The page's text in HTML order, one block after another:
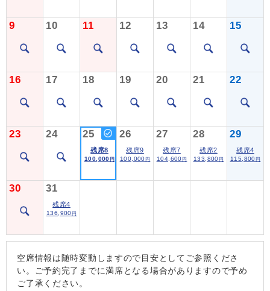
9 10 11 12 13 14 15
16 17 18 19 20 21 22
23 24 25
残席8
100,000 円
26
残席9
100,000 円
27
残席7
104,600 円
28
残席2
133,800 円
29
残席4
115,800 円
30 31
残席4
136,900 円
空席情報は随時変動しますので目安としてご参照くださ
い。ご予約完了までに満席となる場合がありますので予め
ご了承ください。